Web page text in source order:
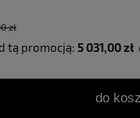
zł
tą promocją: 5 031,00 zł
jest sprzedawany krócej niż
jest najniższa cena od
do